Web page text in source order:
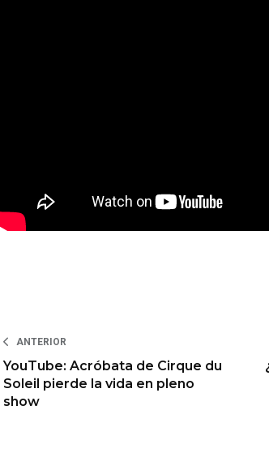
ANTERIOR
YouTube: Acróbata de Cirque du
Soleil pierde la vida en pleno
show